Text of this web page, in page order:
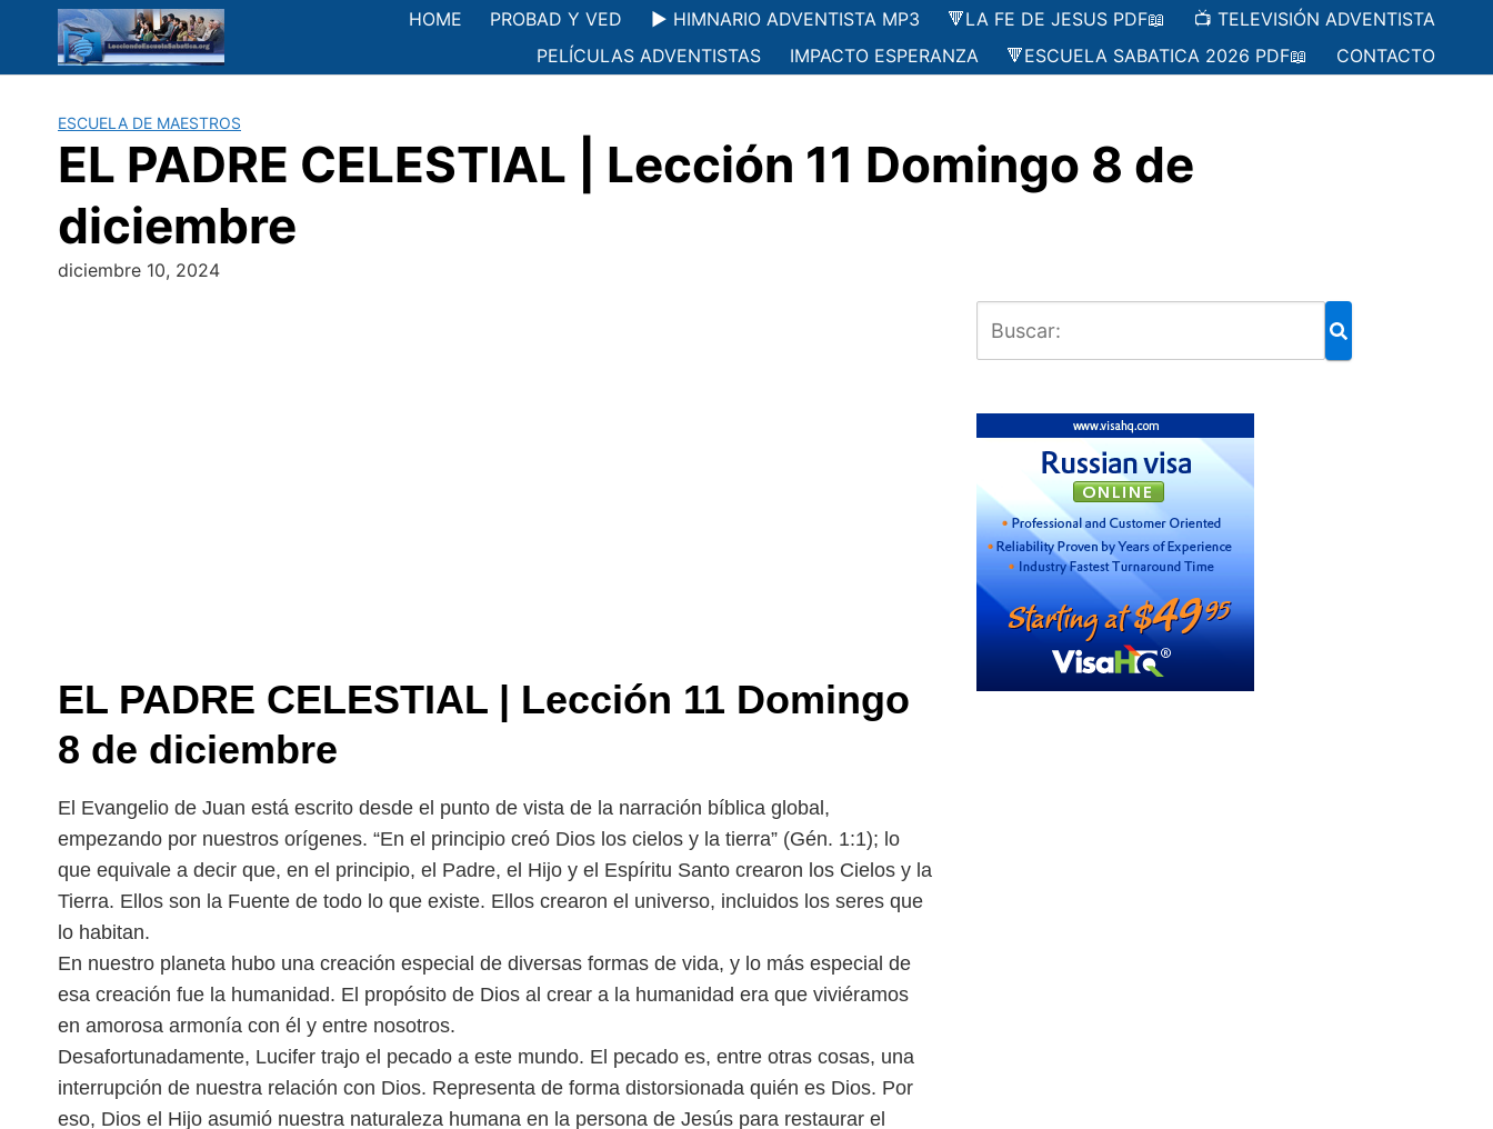
contenido
HOME PROBAD Y VED ▶️ HIMNARIO ADVENTISTA MP3 🔻LA FE DE JESUS PDF📖
📺 TELEVISIÓN ADVENTISTA
PELÍCULAS ADVENTISTAS
IMPACTO ESPERANZA 🔻ESCUELA SABATICA 2026 PDF📖 CONTACTO
ESCUELA DE MAESTROS
EL PADRE CELESTIAL | Lección 11 Domingo 8 de
diciembre
diciembre 10, 2024
EL PADRE CELESTIAL | Lección 11 Domingo
8 de diciembre
El Evangelio de Juan está escrito desde el punto de vista de la narración bíblica global,
empezando por nuestros orígenes. “En el principio creó Dios los cielos y la tierra” (Gén. 1:1); lo
que equivale a decir que, en el principio, el Padre, el Hijo y el Espíritu Santo crearon los Cielos y la
Tierra. Ellos son la Fuente de todo lo que existe. Ellos crearon el universo, incluidos los seres que
lo habitan.
En nuestro planeta hubo una creación especial de diversas formas de vida, y lo más especial de
esa creación fue la humanidad. El propósito de Dios al crear a la humanidad era que viviéramos
en amorosa armonía con él y entre nosotros.
Desafortunadamente, Lucifer trajo el pecado a este mundo. El pecado es, entre otras cosas, una
interrupción de nuestra relación con Dios. Representa de forma distorsionada quién es Dios. Por
eso, Dios el Hijo asumió nuestra naturaleza humana en la persona de Jesús para restaurar el